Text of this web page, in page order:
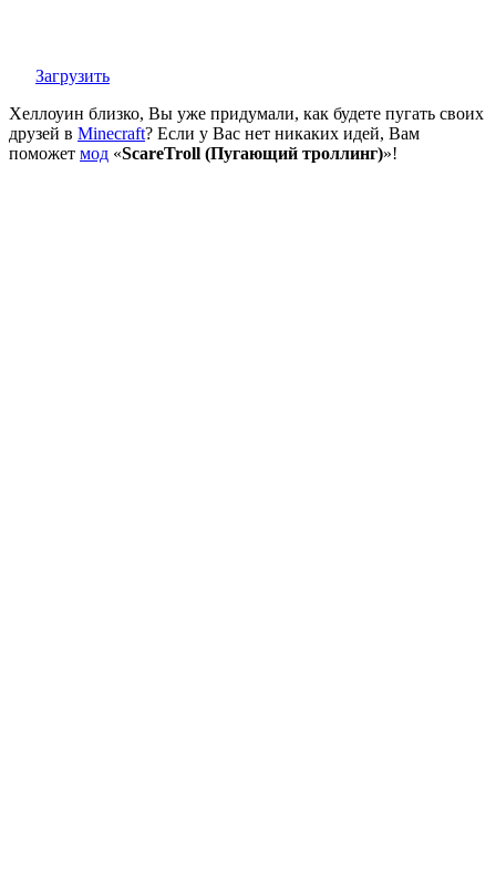
Загрузить
Хеллоуин близко, Вы уже придумали, как будете пугать своих
друзей в Minecraft? Если у Вас нет никаких идей, Вам
поможет мод «ScareTroll (Пугающий троллинг)»!